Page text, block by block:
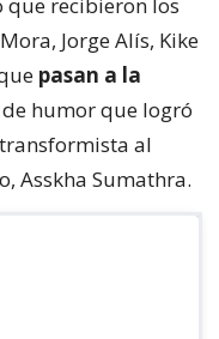
Jorge Alís, Kike
pasan a la
humor que logró
al
Asskha Sumathra.